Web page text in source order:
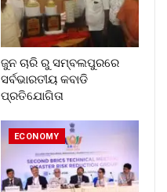
ଜୁନ ଚାରି ରୁ ସମ୍ବଲପୁରରେ
ସର୍ବଭାରତୀୟ କବାଡି
ପ୍ରତିଯୋଗିତା
ECONOMY